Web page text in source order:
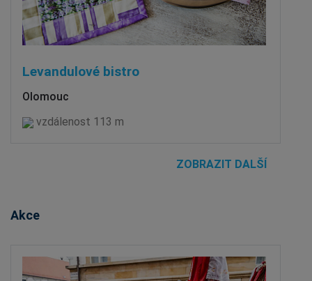
Levandulové bistro
Olomouc
vzdálenost 113 m
ZOBRAZIT DALŠÍ
Akce